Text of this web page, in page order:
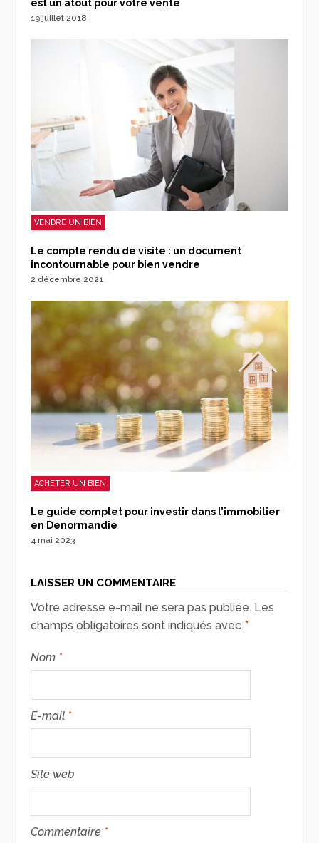
est un atout pour votre vente
19 juillet 2018
VENDRE UN BIEN
Le compte rendu de visite : un document
incontournable pour bien vendre
2 décembre 2021
ACHETER UN BIEN
Le guide complet pour investir dans l’immobilier
en Denormandie
4 mai 2023
LAISSER UN COMMENTAIRE
Votre adresse e-mail ne sera pas publiée. Les
champs obligatoires sont indiqués avec *
Nom *
E-mail *
Site web
Commentaire *